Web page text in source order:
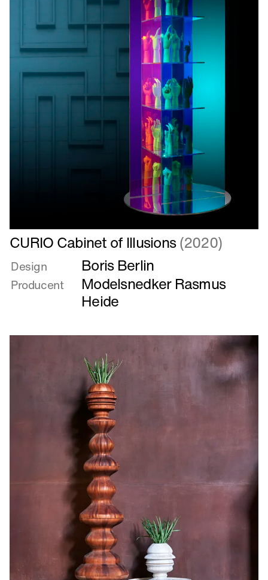
Læs
mere
om
CURIO
Cabinet
CURIO Cabinet of Illusions(2020)
Design Boris Berlin
Producent
Modelsnedker Rasmus
Heide